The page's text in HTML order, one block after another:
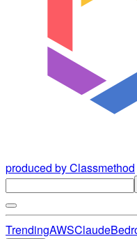
produced by Classmethod
TrendingAWSClaude